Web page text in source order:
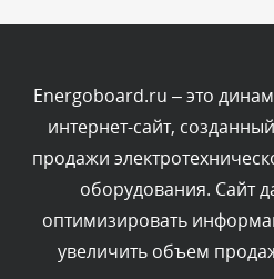
Комментарий
Текст комментария будет
администратором.
Комментарий
Energoboard.ru – это
интернет-сайт,
продажи
оборудования. Сайт
оптимизировать
увеличить объем